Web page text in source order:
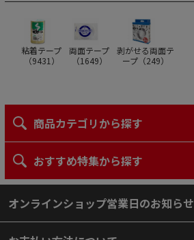
粘着テープ
（9431）
両面テープ
（1649）
剥がせる両面テ
ープ（249）
商品カテゴリから探す
おすすめ特集から探す
オンラインショップ営業日のお知らせ